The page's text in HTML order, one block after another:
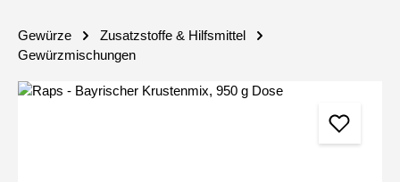
Gewürze
Zusatzstoffe & Hilfsmittel
Gewürzmischungen
Bildergalerie überspringen